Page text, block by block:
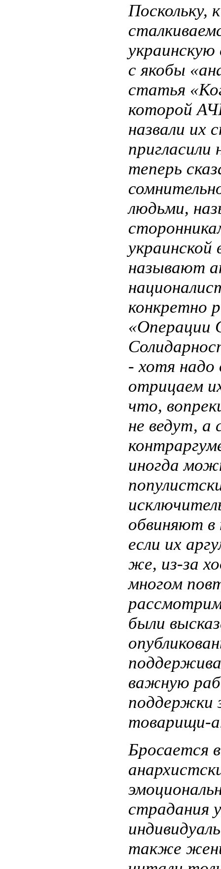
Поскольку,
с якобы
статья
которой
назвали их
теперь
людьми,
называют
конкретно
«Операции
- хотя
отрицаем
что,
не ведут, а
иногда
обвиняют в
если их
же, из-за
многом
были
важную
поддержки
товарищи-
Бросается
страдания
также